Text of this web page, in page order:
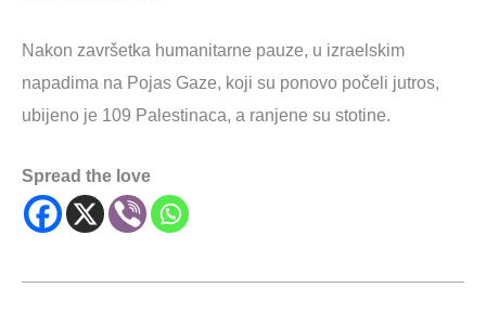
Nakon završetka humanitarne pauze, u izraelskim
napadima na Pojas Gaze, koji su ponovo počeli jutros,
ubijeno je 109 Palestinaca, a ranjene su stotine.
Spread the love